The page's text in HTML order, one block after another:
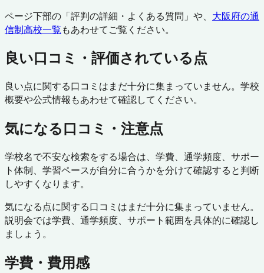
ページ下部の「評判の詳細・よくある質問」や、 大阪府の通
信制高校一覧もあわせてご覧ください。
良い口コミ・評価されている点
良い点に関する口コミはまだ十分に集まっていません。学校
概要や公式情報もあわせて確認してください。
気になる口コミ・注意点
学校名で不安な検索をする場合は、学費、通学頻度、サポー
ト体制、学習ペースが自分に合うかを分けて確認すると判断
しやすくなります。
気になる点に関する口コミはまだ十分に集まっていません。
説明会では学費、通学頻度、サポート範囲を具体的に確認し
ましょう。
学費・費用感